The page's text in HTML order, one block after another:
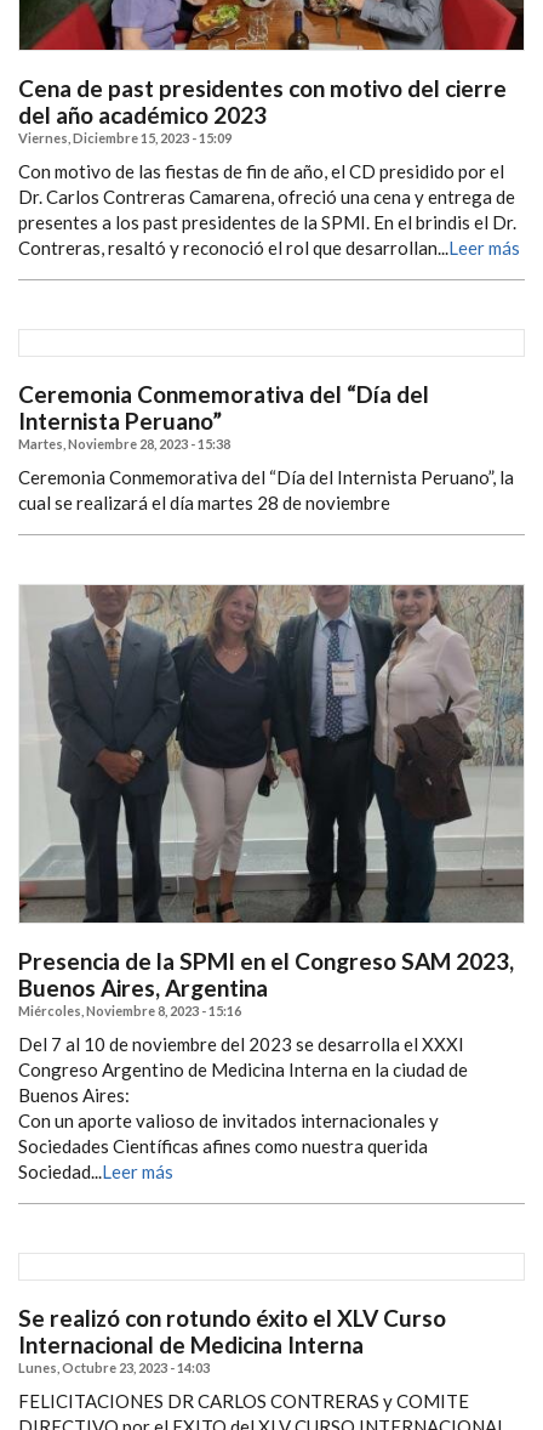
Cena de past presidentes con motivo del cierre
del año académico 2023
Viernes, Diciembre 15, 2023 - 15:09
Con motivo de las fiestas de fin de año, el CD presidido por el
Dr. Carlos Contreras Camarena, ofreció una cena y entrega de
presentes a los past presidentes de la SPMI. En el brindis el Dr.
Contreras, resaltó y reconoció el rol que desarrollan...Leer más
Ceremonia Conmemorativa del “Día del
Internista Peruano”
Martes, Noviembre 28, 2023 - 15:38
Ceremonia Conmemorativa del “Día del Internista Peruano”, la
cual se realizará el día martes 28 de noviembre
Presencia de la SPMI en el Congreso SAM 2023,
Buenos Aires, Argentina
Miércoles, Noviembre 8, 2023 - 15:16
Del 7 al 10 de noviembre del 2023 se desarrolla el XXXI
Congreso Argentino de Medicina Interna en la ciudad de
Buenos Aires:
Con un aporte valioso de invitados internacionales y
Sociedades Científicas afines como nuestra querida
Sociedad...Leer más
Se realizó con rotundo éxito el XLV Curso
Internacional de Medicina Interna
Lunes, Octubre 23, 2023 - 14:03
FELICITACIONES DR CARLOS CONTRERAS y COMITE